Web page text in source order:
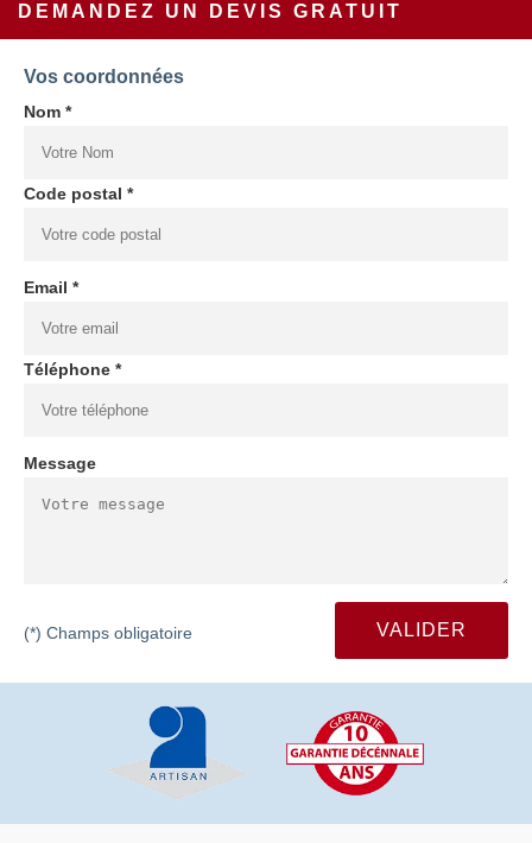
DEMANDEZ UN DEVIS GRATUIT
Vos coordonnées
Nom *
Code postal *
Email *
Téléphone *
Message
(*) Champs obligatoire